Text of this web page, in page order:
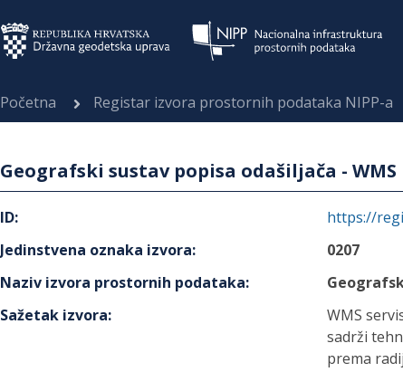
Početna Registar izvora prostornih podataka NIPP-a
Geografski sustav popisa odašiljača - WMS
ID:
https://
Jedinstvena oznaka izvora:
0207
Naziv izvora prostornih podataka:
Sažetak izvora:
WMS
sadrži
prema